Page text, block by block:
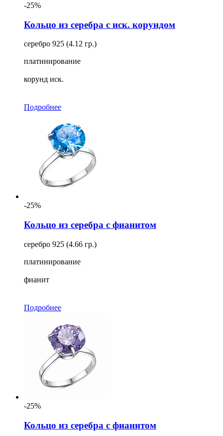
-25%
Кольцо из серебра с иск. корундом
серебро 925 (4.12 гр.)
платинирование
корунд иск.
Подробнее
-25%
Кольцо из серебра с фианитом
серебро 925 (4.66 гр.)
платинирование
фианит
Подробнее
-25%
Кольцо из серебра с фианитом